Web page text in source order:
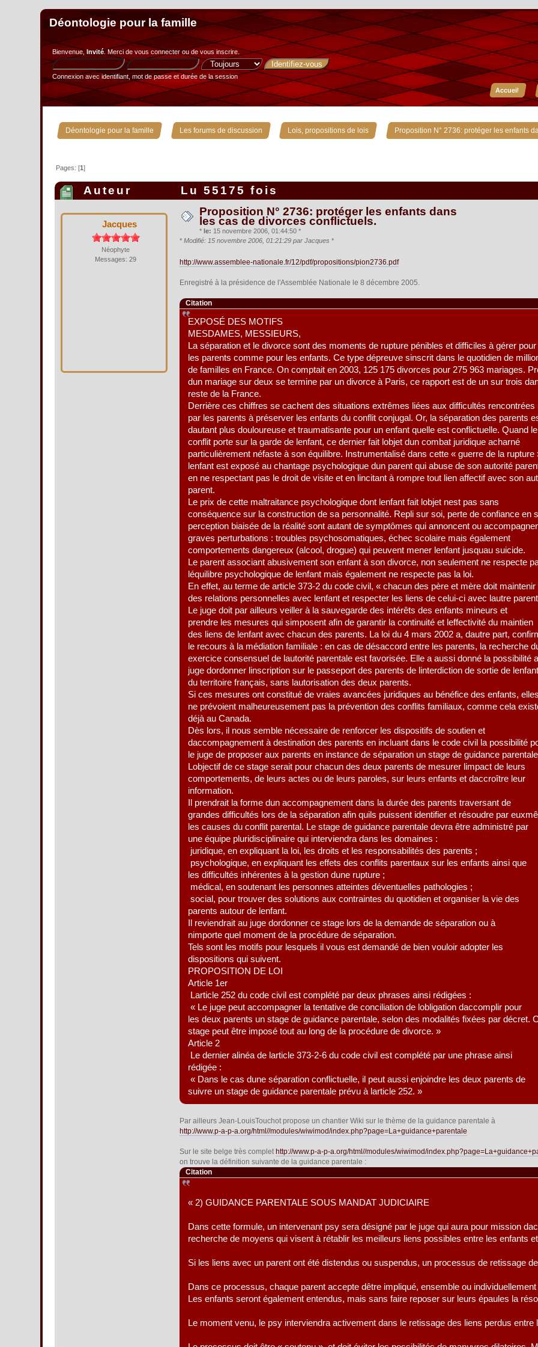
Déontologie pour la famille
Bienvenue,Invité. Merci devous connecterou devous inscrire.
Connexion avec identifiant, mot de passe et durée de la session
Accueil
Déontologie pour la famille » Les forums de discussion » Lois, propositions de lois » Proposition N° 2736: protéger les enfants
Pages: [1]
Auteur Lu 55175 fois
Jacques
Néophyte
Messages: 29
Proposition N° 2736: protéger les enfants dans
les cas de divorces conflictuels.
* le: 15 novembre 2006, 01:44:50 *
*Modifié: 15 novembre 2006, 01:21:29 par Jacques *
http://www.assemblee-nationale.fr/12/pdf/propositions/pion2736.pdf
Enregistré à la présidence de l'Assemblée Nationale le 8 décembre 2005.
Citation
EXPOSÉ DES MOTIFS
MESDAMES, MESSIEURS,
La séparation et le divorce sont des moments de rupture pénibles et difficiles à gérer pour
les parents comme pour les enfants. Ce type dépreuve sinscrit dans le quotidien de
de familles en France. On comptait en 2003, 125 175 divorces pour 275 963 mariages.
dun mariage sur deux se termine par un divorce à Paris, ce rapport est de un sur trois
reste de la France.
Derrière ces chiffres se cachent des situations extrêmes liées aux difficultés rencontrées
par les parents à préserver les enfants du conflit conjugal. Or, la séparation des parents
dautant plus douloureuse et traumatisante pour un enfant quelle est conflictuelle. Quand le
conflit porte sur la garde de lenfant, ce dernier fait lobjet dun combat juridique acharné
particulièrement néfaste à son équilibre. Instrumentalisé dans cette « guerre de la rupture
lenfant est exposé au chantage psychologique dun parent qui abuse de son autorité
en ne respectant pas le droit de visite et en lincitant à rompre tout lien affectif avec son
parent.
Le prix de cette maltraitance psychologique dont lenfant fait lobjet nest pas sans
conséquence sur la construction de sa personnalité. Repli sur soi, perte de confiance en
perception biaisée de la réalité sont autant de symptômes qui annoncent ou
graves perturbations : troubles psychosomatiques, échec scolaire mais également
comportements dangereux (alcool, drogue) qui peuvent mener lenfant jusquau suicide.
Le parent associant abusivement son enfant à son divorce, non seulement ne respecte
léquilibre psychologique de lenfant mais également ne respecte pas la loi.
En effet, au terme de article 373-2 du code civil, « chacun des père et mère doit maintenir
des relations personnelles avec lenfant et respecter les liens de celui-ci avec lautre
Le juge doit par ailleurs veiller à la sauvegarde des intérêts des enfants mineurs et
prendre les mesures qui simposent afin de garantir la continuité et leffectivité du maintien
des liens de lenfant avec chacun des parents. La loi du 4 mars 2002 a, dautre part,
le recours à la médiation familiale : en cas de désaccord entre les parents, la recherche
exercice consensuel de lautorité parentale est favorisée. Elle a aussi donné la possibilité
juge dordonner linscription sur le passeport des parents de linterdiction de sortie de lenfant
du territoire français, sans lautorisation des deux parents.
Si ces mesures ont constitué de vraies avancées juridiques au bénéfice des enfants, elles
ne prévoient malheureusement pas la prévention des conflits familiaux, comme cela
déjà au Canada.
Dès lors, il nous semble nécessaire de renforcer les dispositifs de soutien et
daccompagnement à destination des parents en incluant dans le code civil la possibilité
le juge de proposer aux parents en instance de séparation un stage de guidance
Lobjectif de ce stage serait pour chacun des deux parents de mesurer limpact de leurs
comportements, de leurs actes ou de leurs paroles, sur leurs enfants et daccroître leur
information.
Il prendrait la forme dun accompagnement dans la durée des parents traversant de
grandes difficultés lors de la séparation afin quils puissent identifier et résoudre par
les causes du conflit parental. Le stage de guidance parentale devra être administré par
une équipe pluridisciplinaire qui interviendra dans les domaines :
 juridique, en expliquant la loi, les droits et les responsabilités des parents ;
 psychologique, en expliquant les effets des conflits parentaux sur les enfants ainsi que
les difficultés inhérentes à la gestion dune rupture ;
 médical, en soutenant les personnes atteintes déventuelles pathologies ;
 social, pour trouver des solutions aux contraintes du quotidien et organiser la vie des
parents autour de lenfant.
Il reviendrait au juge dordonner ce stage lors de la demande de séparation ou à
nimporte quel moment de la procédure de séparation.
Tels sont les motifs pour lesquels il vous est demandé de bien vouloir adopter les
dispositions qui suivent.
PROPOSITION DE LOI
Article 1er
Larticle 252 du code civil est complété par deux phrases ainsi rédigées :
« Le juge peut accompagner la tentative de conciliation de lobligation daccomplir pour
les deux parents un stage de guidance parentale, selon des modalités fixées par décret.
stage peut être imposé tout au long de la procédure de divorce. »
Article 2
Le dernier alinéa de larticle 373-2-6 du code civil est complété par une phrase ainsi
rédigée :
« Dans le cas dune séparation conflictuelle, il peut aussi enjoindre les deux parents de
suivre un stage de guidance parentale prévu à larticle 252. »
Par ailleurs Jean-LouisTouchot propose un chantier Wiki sur le thème de la guidance parentale à
http://www.p-a-p-a.org/html//modules/wiwimod/index.php?page=La+guidance+parentale
Sur le site belge très complet http://www.p-a-p-a.org/html//modules/wiwimod/
on trouve la définition suivante de la guidance parentale :
Citation
« 2) GUIDANCE PARENTALE SOUS MANDAT JUDICIAIRE
Dans cette formule, un intervenant psy sera désigné par le juge qui aura pour mission
recherche de moyens qui visent à rétablir les meilleurs liens possibles entre les enfants
Si les liens avec un parent ont été distendus ou suspendus, un processus de retissage
Dans ce processus, chaque parent accepte dêtre impliqué, ensemble ou
Les enfants seront également entendus, mais sans faire reposer sur leurs épaules la
Le moment venu, le psy interviendra activement dans le retissage des liens perdus entre